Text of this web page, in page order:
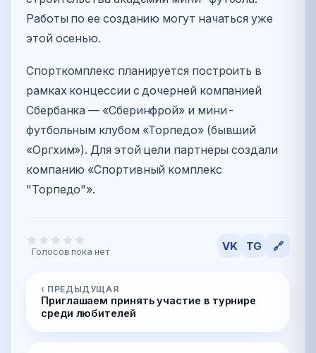
Работы по ее созданию могут начаться уже
этой осенью.
Спорткомплекс планируется построить в
рамках концессии с дочерней компанией
Сбербанка — «Сберинфрой» и мини-
футбольным клубом «Торпедо» (бывший
«Оргхим»). Для этой цели партнеры создали
компанию «Спортивный комплекс
"Торпедо"».
Голосов пока нет VK TG 🔗
‹ ПРЕДЫДУЩАЯ
Приглашаем принять участие в турнире
среди любителей